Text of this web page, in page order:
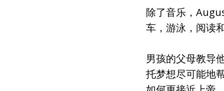
除了音乐，
车，游泳，阅读
男孩的父母教导
托梦想尽可能地